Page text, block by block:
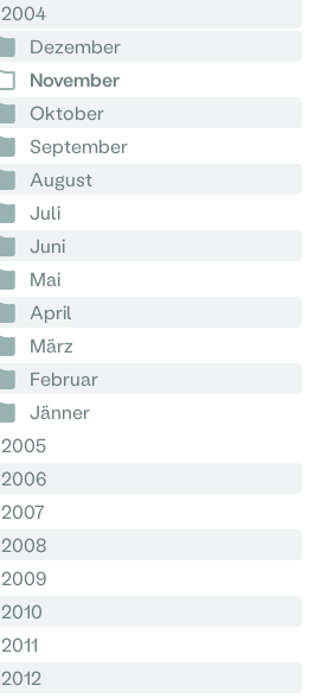
2004
Dezember
November
Oktober
September
August
Juli
Juni
Mai
April
März
Februar
Jänner
2005
2006
2007
2008
2009
2010
2011
2012